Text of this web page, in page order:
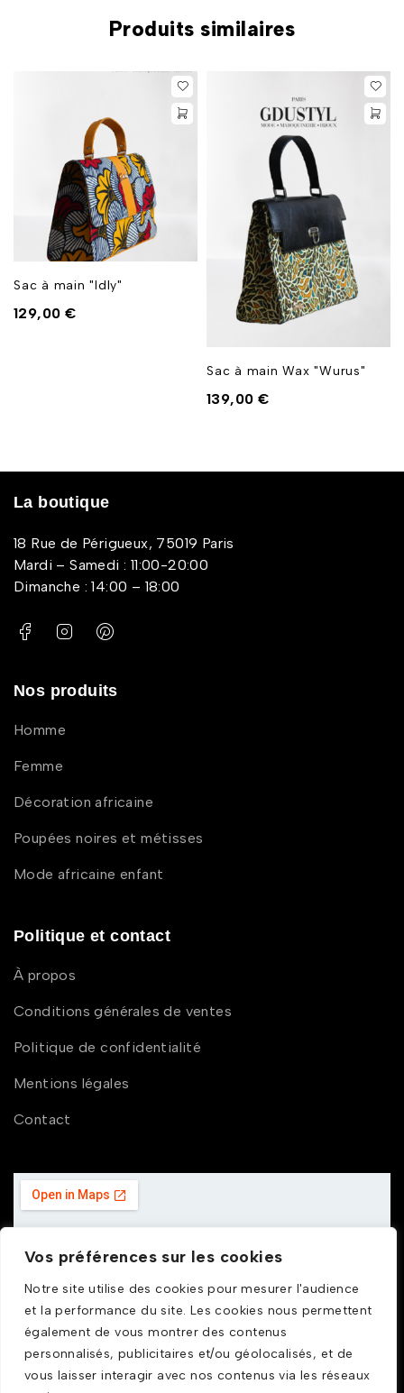
Vos préférences sur les cookies
Notre site utilise des cookies pour mesurer l'audience
et la performance du site. Les cookies nous permettent
également de vous montrer des contenus
personnalisés, publicitaires et/ou géolocalisés, et de
vous laisser interagir avec nos contenus via les réseaux
Produits similaires
Sac à main "Idly"
129,00 €
Sac à main Wax "Wurus"
139,00 €
La boutique
18 Rue de Périgueux, 75019 Paris
Mardi – Samedi : 11:00-20:00
Dimanche : 14:00 – 18:00
Nos produits
Homme
Femme
Décoration africaine
Poupées noires et métisses
Mode africaine enfant
Politique et contact
À propos
Conditions générales de ventes
Politique de confidentialité
Mentions légales
Contact